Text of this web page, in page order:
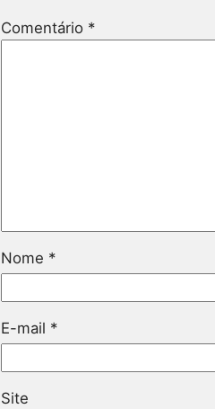
Comentário *
Nome *
E-mail *
Site